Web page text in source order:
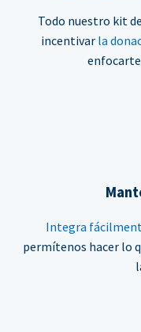
Todo nuestro kit
incentivar la
Integra
permítenos hacer lo